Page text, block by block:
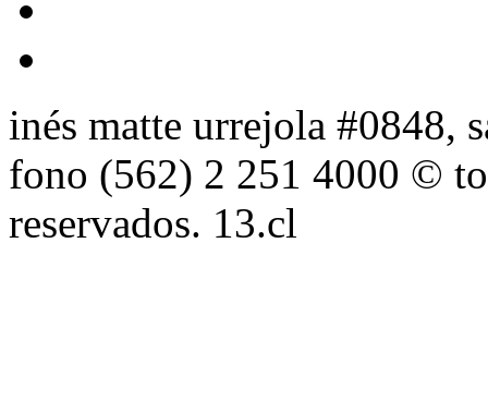
inés matte urrejola #0848,
fono (562) 2 251 4000 ©
reservados. 13.cl